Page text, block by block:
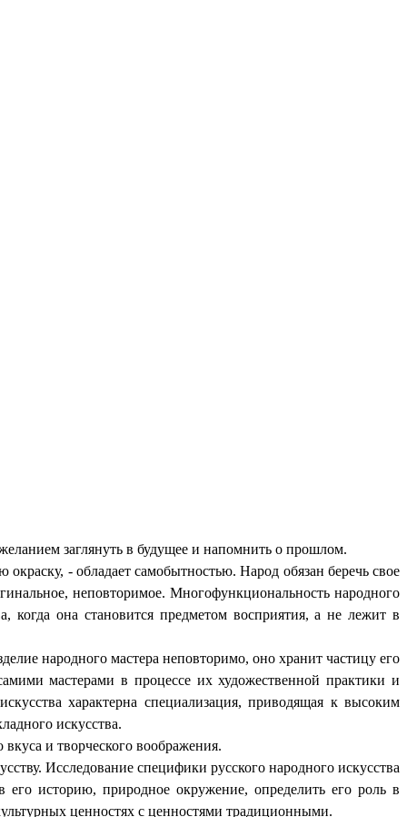
заглянуть в будущее и напомнить о прошлом.
- обладает самобытностью. Народ обязан беречь свое
неповторимое. Многофункциональность народного
когда она становится предметом восприятия, а не лежит в
народного мастера неповторимо, оно хранит частицу его
мастерами в процессе их художественной практики и
характерна специализация, приводящая к высоким
искусства.
и творческого воображения.
Исследование специфики русского народного искусства
его историю, природное окружение, определить его роль в
ценностях с ценностями традиционными.